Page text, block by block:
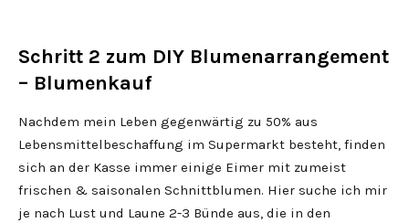
Schritt 2 zum DIY Blumenarrangement
– Blumenkauf
Nachdem mein Leben gegenwärtig zu 50% aus
Lebensmittelbeschaffung im Supermarkt besteht, finden
sich an der Kasse immer einige Eimer mit zumeist
frischen & saisonalen Schnittblumen. Hier suche ich mir
je nach Lust und Laune 2-3 Bünde aus, die in den